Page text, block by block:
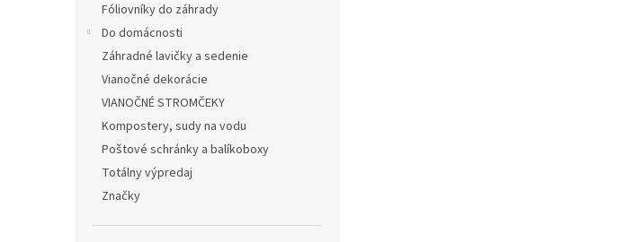
Fóliovníky do záhrady
Do domácnosti
Záhradné lavičky a sedenie
Vianočné dekorácie
VIANOČNÉ STROMČEKY
Kompostery, sudy na vodu
Poštové schránky a balíkoboxy
Totálny výpredaj
Značky